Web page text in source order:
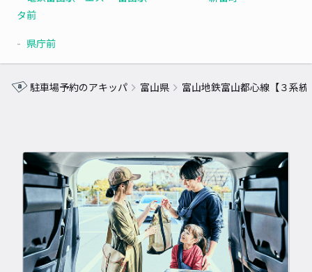
タ前
県庁前
駐車場予約のアキッパ 富山県 富山地鉄富山都心線【３系